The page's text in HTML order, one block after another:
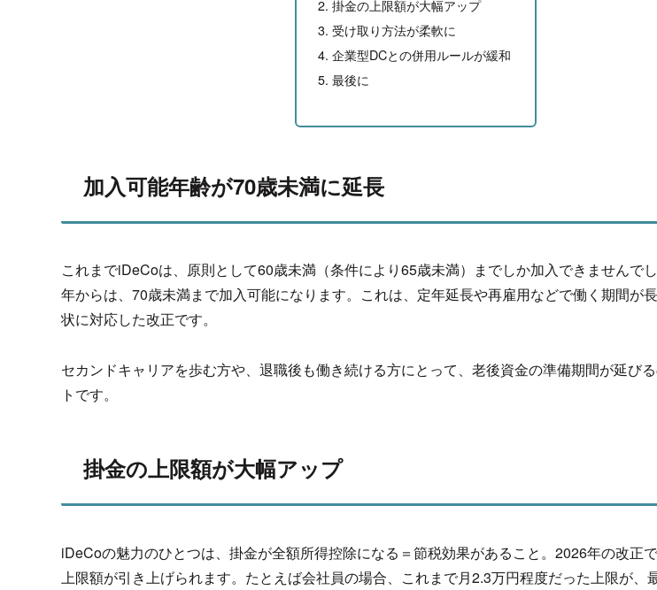
掛金の上限額が大幅アップ
受け取り方法が柔軟に
企業型DCとの併用ルールが緩和
最後に
加入可能年齢が70歳未満に延長
これまでiDeCoは、原則として60歳未満（条件により65歳未満）までしか加入できませんで
年からは、70歳未満まで加入可能になります。これは、 定年延長や再雇用などで働く期間が
状に対応した改正です。
セカンドキャリアを歩む方や、退職後も働き続ける方にとって、 老後資金の準備期間が延び
トです。
掛金の上限額が大幅アップ
iDeCoの魅力のひとつは、掛金が全額所得控除になる＝節税効果があること。2026年の改正
上限額が引き上げられます。たとえば会社員の場合、これまで月2.3万円程度だった上限が、